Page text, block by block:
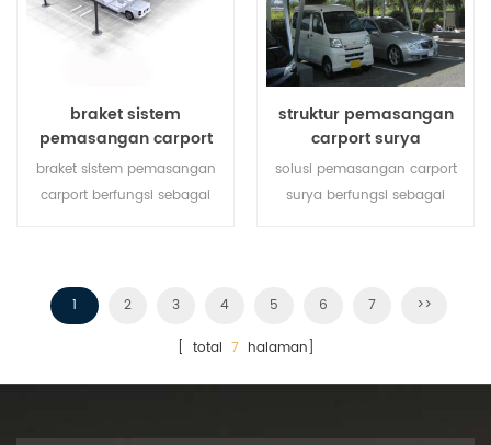
braket sistem
pemasangan carport
braket sistem pemasangan
carport berfungsi sebagai
terbarukan.
struktur pemasangan
carport surya
solusi pemasangan carport
surya berfungsi sebagai
terbarukan.
1 2 3 4 5 6 7 >>
[ total 7halaman]